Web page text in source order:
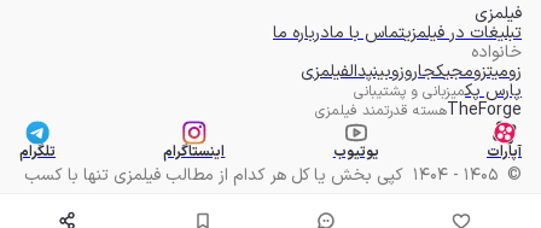
فیلمزی
تبلیغات در فیلمزیتماس با مادرباره ما
خانواده
زومیتزومجیکجاروزوبینپدالفیلمزی
پارس پکمیزبانی و پشتیبانی
TheForgeهسته قدرتمند فیلمزی
آپارات
یوتیوب اینستاگرام تلگرام
©
1405 - 1404
کپی بخش یا کل هر کدام از مطالب فیلمزی تنها با کسب